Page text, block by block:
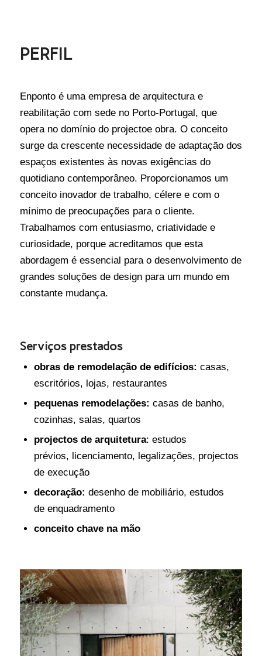
PERFIL
Enponto é uma empresa de arquitectura e
reabilitação com sede no Porto-Portugal, que
opera no domínio do projectoe obra. O conceito
surge da crescente necessidade de adaptação dos
espaços existentes às novas exigências do
quotidiano contemporâneo. Proporcionamos um
conceito inovador de trabalho, célere e com o
mínimo de preocupações para o cliente.
Trabalhamos com entusiasmo, criatividade e
curiosidade, porque acreditamos que esta
abordagem é essencial para o desenvolvimento de
grandes soluções de design para um mundo em
constante mudança.
Serviços prestados
obras de remodelação de edifícios: casas,
escritórios, lojas, restaurantes
pequenas remodelações: casas de banho,
cozinhas, salas, quartos
projectos de arquitetura: estudos
prévios, licenciamento, legalizações, projectos
de execução
decoração: desenho de mobiliário, estudos
de enquadramento
conceito chave na mão